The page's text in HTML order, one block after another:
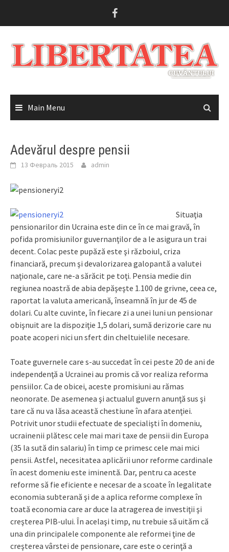
Main Menu
Adevărul despre pensii
13 Февраль 2015 admin
Situaţia
pensionarilor din Ucraina este din ce în ce mai gravă, în
pofida promisiunilor guvernanţilor de a le asigura un trai
decent. Colac peste pupăză este şi războiul, criza
financiară, precum şi devalorizarea galopantă a valutei
naţionale, care ne-a sărăcit pe toţi. Pensia medie din
regiunea noastră de abia depăşeşte 1.100 de grivne, ceea ce,
raportat la valuta americană, înseamnă în jur de 45 de
dolari. Cu alte cuvinte, în fiecare zi a unei luni un pensionar
obişnuit are la dispoziţie 1,5 dolari, sumă derizorie care nu
poate acoperi nici un sfert din cheltuielile necesare.
Toate guvernele care s-au succedat în cei peste 20 de ani de
independenţă a Ucrainei au promis că vor realiza reforma
pensiilor. Ca de obicei, aceste promisiuni au rămas
neonorate. De asemenea şi actualul guvern anunţă sus şi
tare că nu va lăsa această chestiune în afara atenţiei.
Potrivit unor studii efectuate de specialişti în domeniu,
ucrainenii plătesc cele mai mari taxe de pensii din Europa
(35 la sută din salariu) în timp ce primesc cele mai mici
pensii. Astfel, necesitatea aplicării unor reforme cardinale
în acest domeniu este iminentă. Dar, pentru ca aceste
reforme să fie eficiente e necesar de a scoate în legalitate
economia subterană şi de a aplica reforme complexe în
toată economia care ar duce la atragerea de investiţii şi
creşterea PIB-ului. În acelaşi timp, nu trebuie să uităm că
una din principalele componente ale reformei ţine de
creşterea vârstei de pensionare, care este o cerinţă a